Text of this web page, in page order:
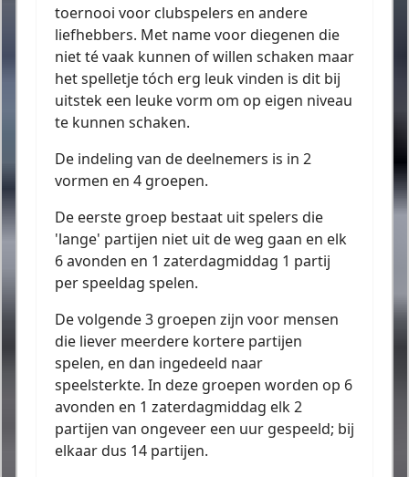
toernooi voor clubspelers en andere
liefhebbers. Met name voor diegenen die
niet té vaak kunnen of willen schaken maar
het spelletje tóch erg leuk vinden is dit bij
uitstek een leuke vorm om op eigen niveau
te kunnen schaken.
De indeling van de deelnemers is in 2
vormen en 4 groepen.
De eerste groep bestaat uit spelers die
'lange' partijen niet uit de weg gaan en elk
6 avonden en 1 zaterdagmiddag 1 partij
per speeldag spelen.
De volgende 3 groepen zijn voor mensen
die liever meerdere kortere partijen
spelen, en dan ingedeeld naar
speelsterkte. In deze groepen worden op 6
avonden en 1 zaterdagmiddag elk 2
partijen van ongeveer een uur gespeeld; bij
elkaar dus 14 partijen.